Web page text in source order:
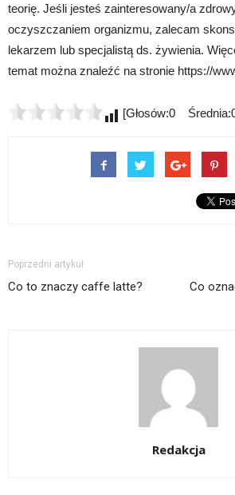
teorię. Jeśli jesteś zainteresowany/a
oczyszczaniem organizmu, zalecam
lekarzem lub specjalistą ds. żywienia.
temat można znaleźć na stronie https://
[Głosów:0
Poprzedni artykuł
Co to znaczy caffe latte? Co
Redakcja